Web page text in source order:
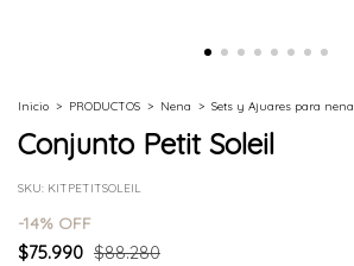
Inicio > PRODUCTOS > Nena > Sets y Ajuares para nena
Conjunto Petit Soleil
SKU: KITPETITSOLEIL
-14% OFF
$75.990 $88.280